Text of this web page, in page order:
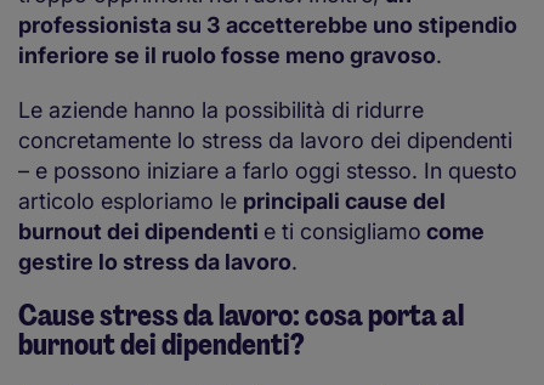
professionista su 3 accetterebbe uno stipendio
inferiore se il ruolo fosse meno gravoso.
Le aziende hanno la possibilità di ridurre
concretamente lo stress da lavoro dei dipendenti
– e possono iniziare a farlo oggi stesso. In questo
articolo esploriamo le principali cause del
burnout dei dipendenti e ti consigliamo come
gestire lo stress da lavoro.
Cause stress da lavoro: cosa porta al
burnout dei dipendenti?